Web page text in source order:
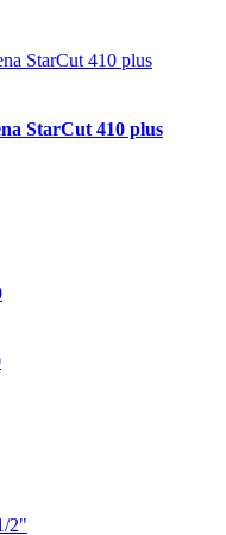
StarCut 410 plus